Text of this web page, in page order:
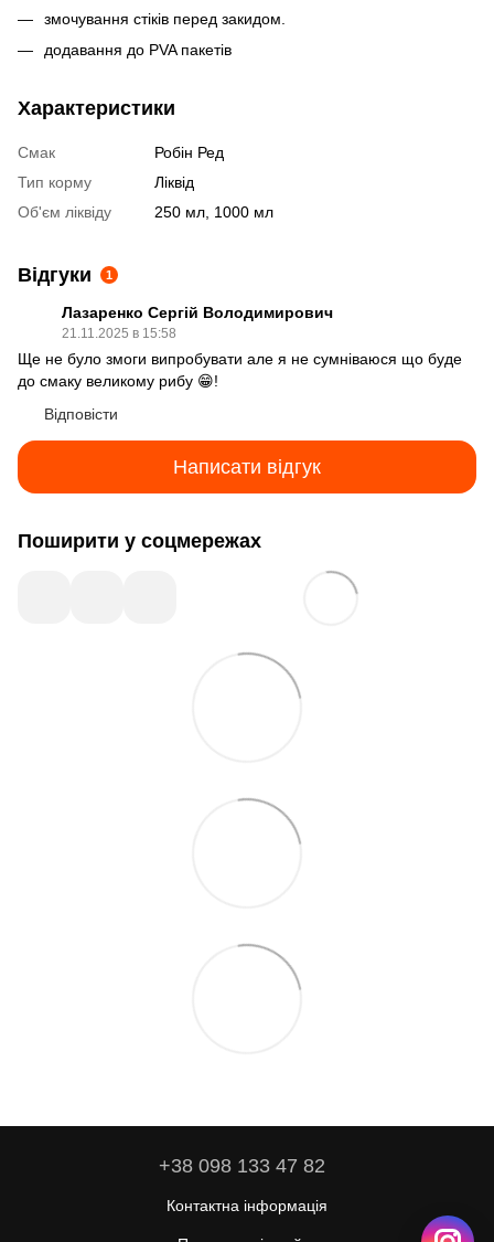
змочування стіків перед закидом.
додавання до PVA пакетів
Характеристики
Смак
Робін Ред
Тип корму
Ліквід
Об'єм ліквіду
250 мл, 1000 мл
Відгуки 1
Лазаренко Сергій Володимирович
21.11.2025 в 15:58
Ще не було змоги випробувати але я не сумніваюся що буде
до смаку великому рибу 😁!
Відповісти
Написати відгук
Поширити у соцмережах
+38 098 133 47 82
Контактна інформація